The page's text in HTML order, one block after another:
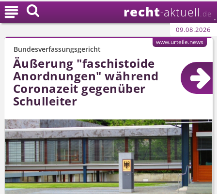
recht-aktuell .de
09.08.2026

Bundesverfassungsgericht
Äußerung "faschistoide
Anordnungen" während
Coronazeit gegenüber
Schulleiter
www.urteile.news